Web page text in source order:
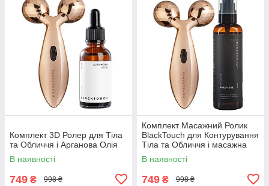
Комплект 3D Ролер для Тіла
та Обличчя і Арганова Олія
В наявності
749 ₴ 998 ₴
Комплект Масажний Ролик
BlackTouch для Контурування
Тіла та Обличчя і масажна
олія — 3D Масажер Ліфтинг
В наявності
749 ₴ 998 ₴